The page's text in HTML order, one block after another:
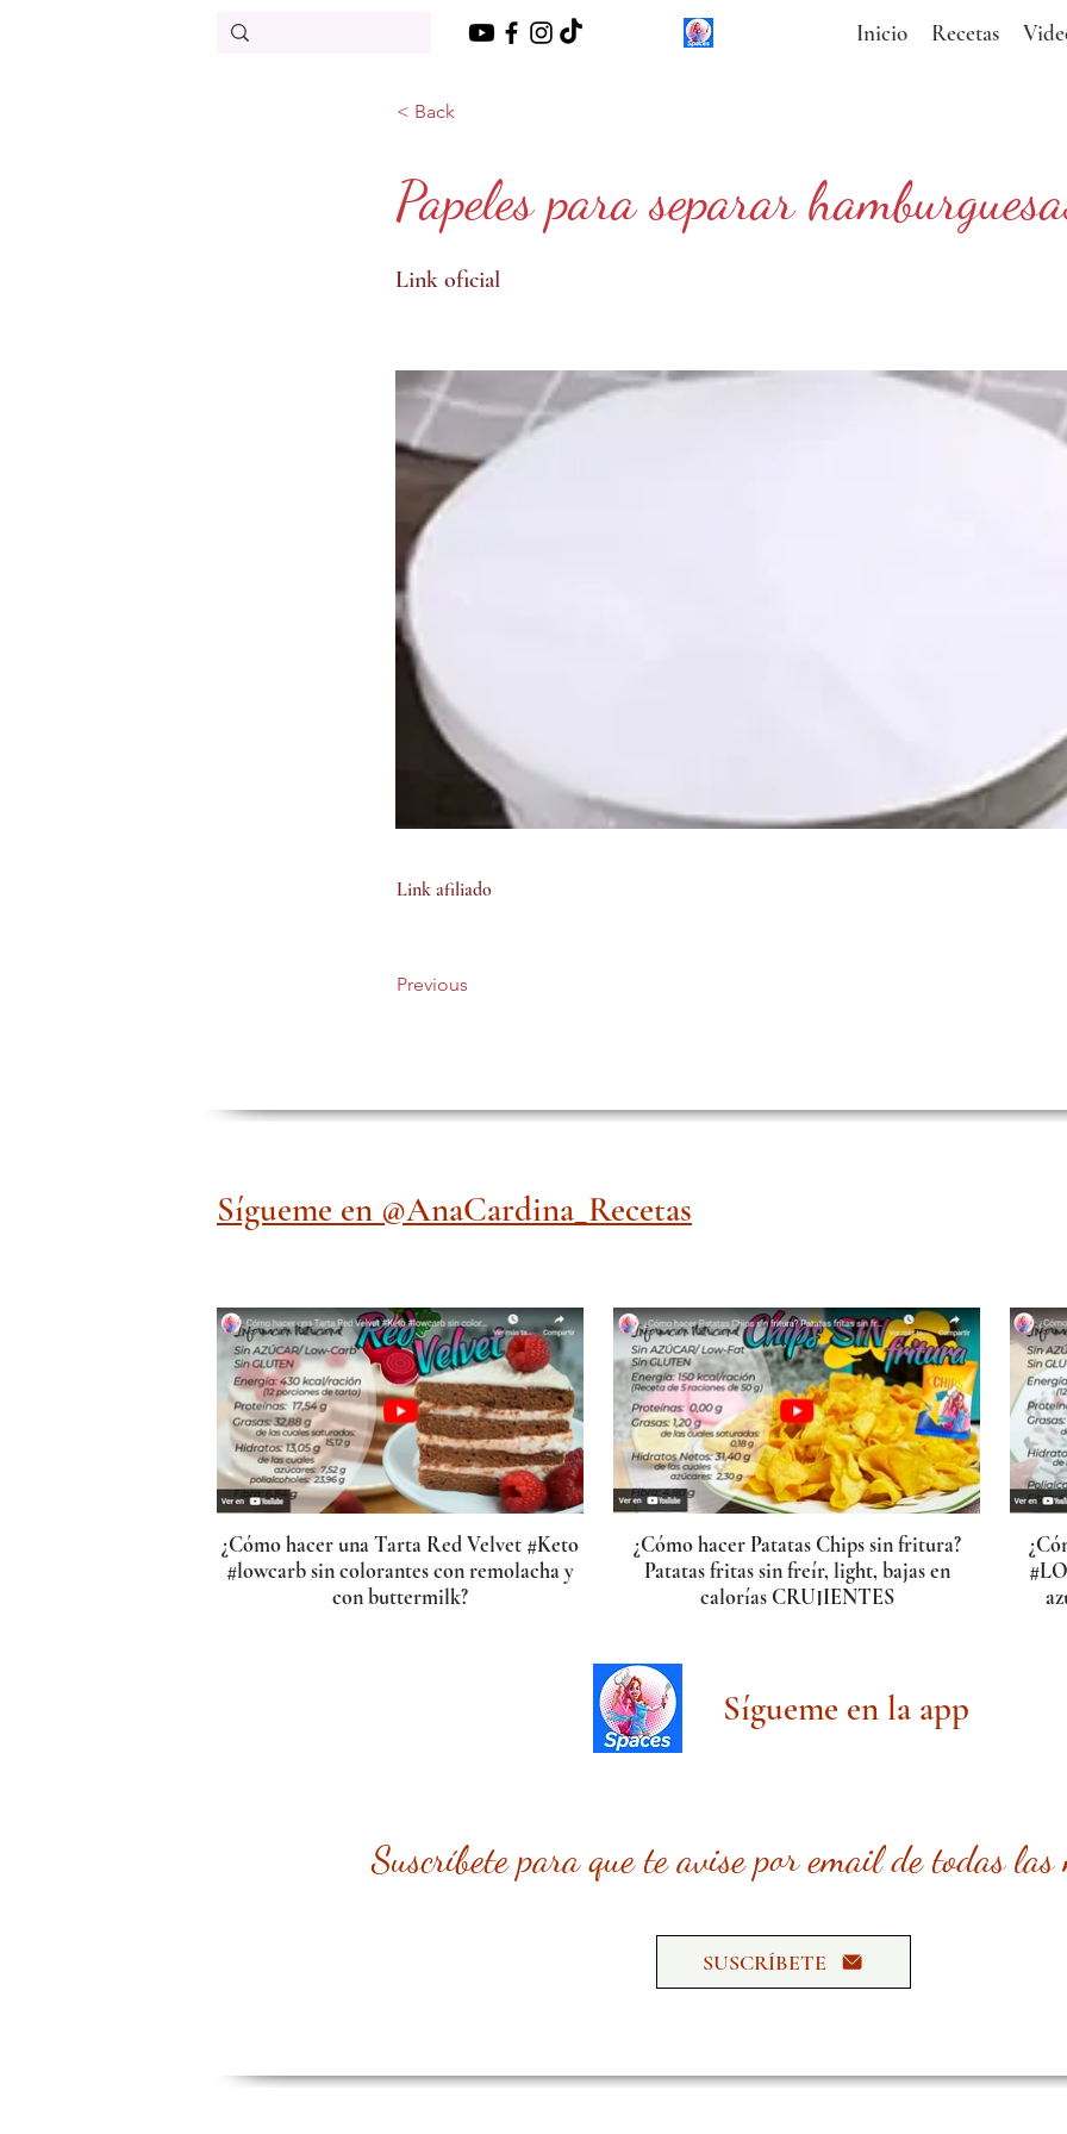
Inicio Recetas
< Back
Papeles para separar
Link oficial
Link afiliado
Previous
Sígueme en @AnaCardina_Recetas
¿Cómo hacer una Tarta Red Velvet #Keto
#lowcarb sin colorantes con remolacha y
con buttermilk?
¿Cómo hacer Patatas Chips sin fritura?
Patatas fritas sin freír, light, bajas en
calorías CRUJIENTES
Sígueme en la app
Suscríbete para que te avise por email de todas las
SUSCRÍBETE